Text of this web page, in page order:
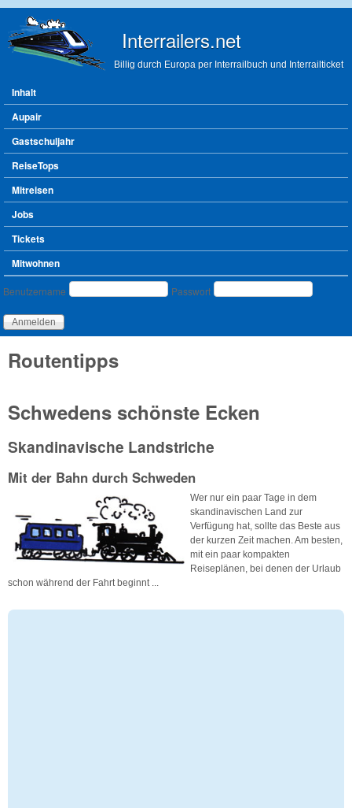
Interrailers.net
Billig durch Europa per Interrailbuch und Interrailticket
Hauptmenü
Inhalt
Aupair
Gastschuljahr
ReiseTops
Mitreisen
Jobs
Tickets
Mitwohnen
Benutzeranmeldung
Benutzername Passwort
Routentipps
Schwedens schönste Ecken
Skandinavische Landstriche
Mit der Bahn durch Schweden
Wer nur ein paar Tage in dem
skandinavischen Land zur
Verfügung hat, sollte das Beste aus
der kurzen Zeit machen. Am besten,
mit ein paar kompakten
Reiseplänen, bei denen der Urlaub
schon während der Fahrt beginnt ...